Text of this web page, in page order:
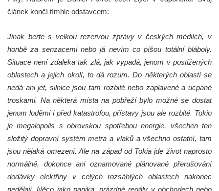
článek končí tímhle odstavcem:
Jinak berte s velkou rezervou zprávy v českých médiích, v
honbě za senzacemi nebo já nevím co píšou totální bláboly.
Situace není zdaleka tak zlá, jak vypadá, jenom v postižených
oblastech a jejich okolí, to dá rozum. Do některých oblastí se
nedá ani jet, silnice jsou tam rozbité nebo zaplavené a ucpané
troskami. Na některá místa na pobřeží bylo možné se dostat
jenom loděmi i před katastrofou, přístavy jsou ale rozbité. Tokio
je megalopolis s obrovskou spotřebou energie, všechen ten
složitý dopravní systém metra a vlaků a všechno ostatní, tam
jsou nějaká omezení. Ale na západ od Tokia jde život naprosto
normálně, dokonce ani oznamované plánované přerušování
dodávky elektřiny v celých rozsáhlých oblastech nakonec
nedělají. Něco jako panika, prázdné regály v obchodech nebo